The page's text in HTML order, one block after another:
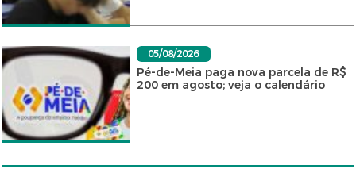
05/08/2026
Pé-de-Meia paga nova parcela de R$
200 em agosto; veja o calendário